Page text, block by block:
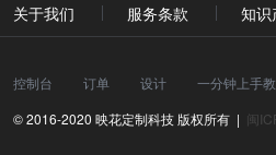
关于我们 服务条款 知识
控制台 订单 设计 一分钟上手
© 2016-2020 映花定制科技 版权所有 | 闽